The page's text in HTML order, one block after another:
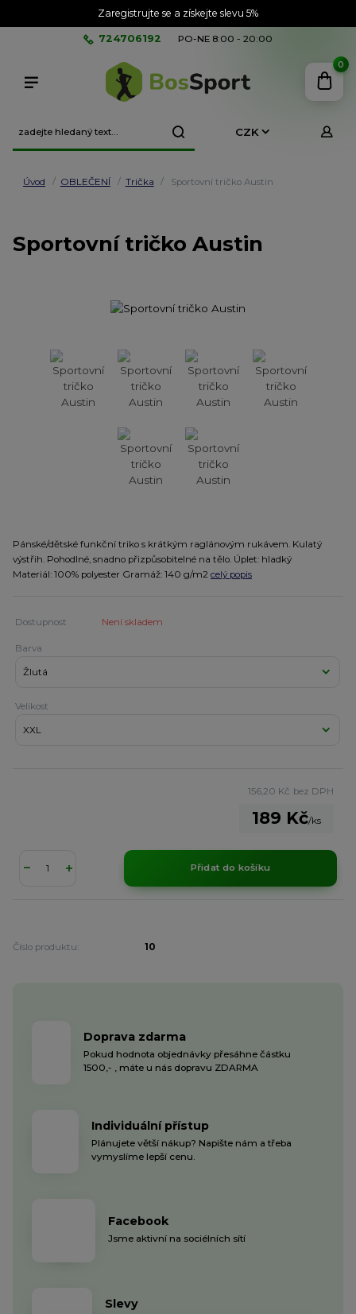
Zaregistrujte se a získejte slevu 5%
CZK
724706192 PO-NE 8:00 - 20:00
0
Úvod OBLEČENÍ Trička Sportovní tričko Austin
Sportovní tričko Austin
Pánské/dětské funkční triko s krátkým raglánovým rukávem. Kulatý
výstřih. Pohodlné, snadno přizpůsobitelné na tělo. Úplet: hladký
Materiál: 100% polyester Gramáž: 140 g/m2 celý popis
Dostupnost Není skladem
Barva
Velikost
189 Kč/ks
156,20 Kč bez DPH
Přidat do košíku
Číslo produktu: 10
Doprava zdarma
Pokud hodnota objednávky přesáhne částku
1500,- , máte u nás dopravu ZDARMA
Individuální přístup
Plánujete větší nákup? Napište nám a třeba
vymyslíme lepší cenu.
Facebook
Jsme aktivní na sociélních sítí
Slevy